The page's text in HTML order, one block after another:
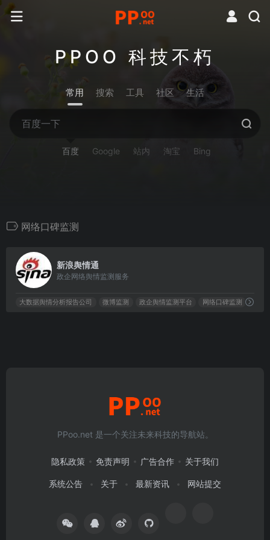
PPOO 科技不朽
常用 搜索 工具 社区 生活
百度 Google 站内 淘宝 Bing
网络口碑监测
新浪舆情通
政企网络舆情监测服务
大数据舆情分析报告公司 微博监测 政企舆情监测平台 网络口碑监测
PPoo.net 是一个关注未来科技的导航站。
隐私政策 免责声明 广告合作 关于我们
系统公告 关于 最新资讯 网站提交